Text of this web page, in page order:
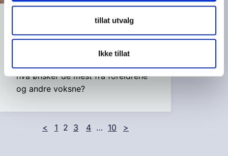
tillat utvalg
Ikke tillat
Hva mener barn og unge
Jula barna ønsker seg
hva ønsker de mest fra foreldrene
og andre voksne?
< 1 2 3 4 … 10 >